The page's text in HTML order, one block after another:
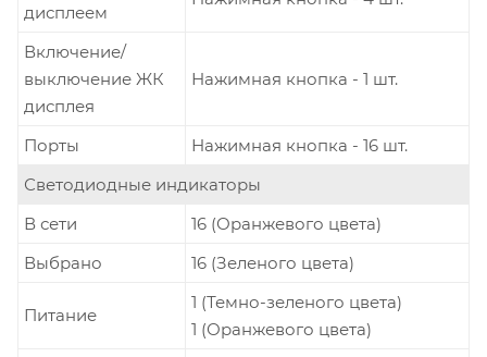
дисплеем
Включение/
выключение ЖК
дисплея
Нажимная кнопка - 1 шт.
Порты
Нажимная кнопка - 16 шт.
Светодиодные индикаторы
В сети
16 (Оранжевого цвета)
Выбрано
16 (Зеленого цвета)
Питание
1 (Темно-зеленого цвета)
1 (Оранжевого цвета)